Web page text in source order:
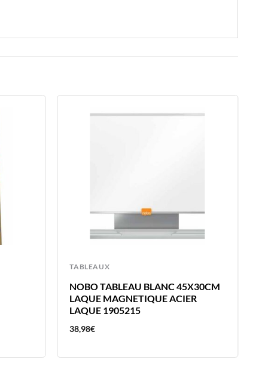
TABLEAUX
NOBO TABLEAU BLANC 45X30CM
LAQUE MAGNETIQUE ACIER
LAQUE 1905215
38,98€